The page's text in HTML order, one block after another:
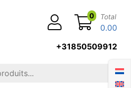
+31850509912
0 Total
0.00